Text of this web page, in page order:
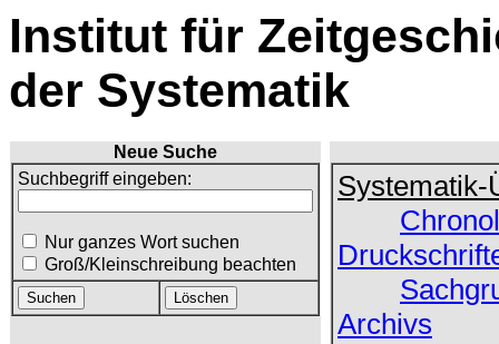
Institut für
der Systematik
Neue Suche
Suchbegriff eingeben:
Nur ganzes Wort suchen
Groß/Kleinschreibung beachten
Systematik-
Archivs